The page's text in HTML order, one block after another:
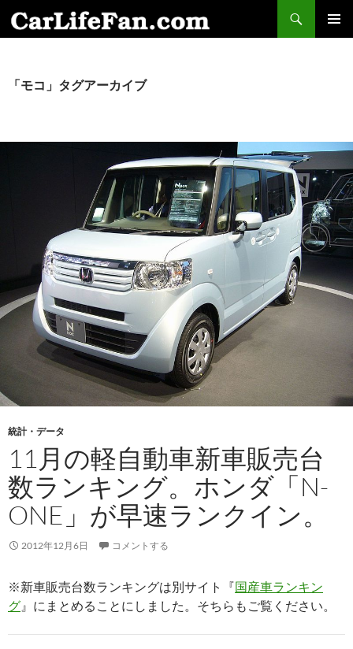
索コ
ン「モコ」タグアーカイブ
統計・データ
11月の軽自動車新車販売台
数ランキング。ホンダ「N-
ONE」が早速ランクイン。
2012年12月6日 コメントする
※新車販売台数ランキングは別サイト『国産車ランキン
グ 』にまとめることにしました。そちらもご覧ください。